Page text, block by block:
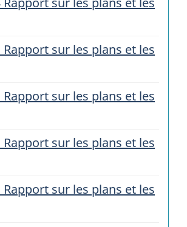
Rapport sur les plans et les
Rapport sur les plans et les
Rapport sur les plans et les
Rapport sur les plans et les